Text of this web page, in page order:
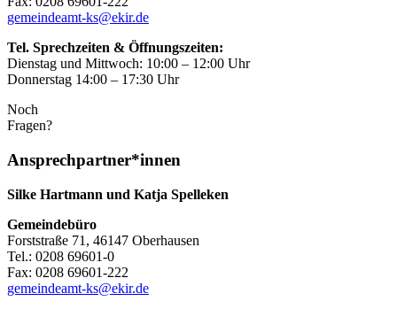
gemeindeamt-ks@ekir.de
Tel. Sprechzeiten & Öffnungszeiten:
Dienstag und Mittwoch: 10:00 – 12:00 Uhr
Donnerstag 14:00 – 17:30 Uhr
Noch
Fragen?
Ansprechpartner*innen
Silke Hartmann und Katja Spelleken
Gemeindebüro
Forststraße 71, 46147 Oberhausen
Tel.: 0208 69601-0
Fax: 0208 69601-222
gemeindeamt-ks@ekir.de